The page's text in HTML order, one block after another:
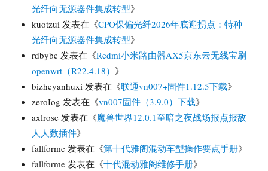
光纤向无源器件集成转型》
kuotzui 发表在《CPO保偏光纤2026年底迎拐点：特种
光纤向无源器件集成转型》
rdbybc 发表在《Redmi小米路由器AX5京东云无线宝刷
openwrt（R22.4.18） 》
bizheyanhuxi 发表在《联通vn007+固件1.12.5下载》
zeroIog 发表在《vn007固件（3.9.0）下载》
axlrose 发表在《魔兽世界12.0.1至暗之夜战场报点报敌
人人数插件》
fallforme 发表在《第十代雅阁混动车型操作要点手册》
fallforme 发表在《十代混动雅阁维修手册》